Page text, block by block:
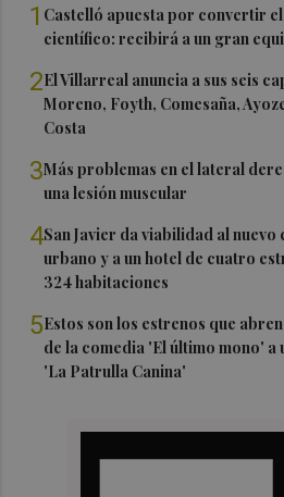
1 Castelló apuesta por convertir
científico: recibirá a un gran
2El Villarreal anuncia a sus seis
Moreno, Foyth, Comesaña,
Costa
3Más problemas en el lateral
una lesión muscular
4San Javier da viabilidad al
urbano y a un hotel de cuatro
324 habitaciones
5Estos son los estrenos que
de la comedia 'El último mono' a
'La Patrulla Canina'